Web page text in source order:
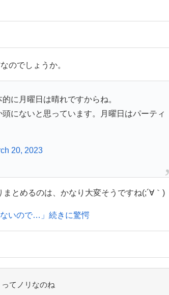
のでしょうか。
に月曜日は晴れですからね。
にないと思っています。月曜日はパーティ
20, 2023
とめるのは、かなり大変そうですね(;´∀｀)
ないので…」続きに驚愕
てノリなのね